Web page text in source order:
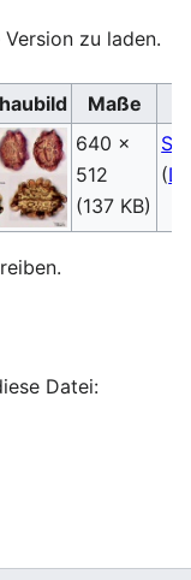
zu laden.
Maße
640 ×
512
(137 KB)
(
Datei: